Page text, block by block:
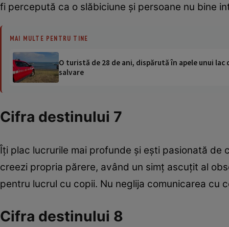
fi percepută ca o slăbiciune şi persoane nu bine
MAI MULTE PENTRU TINE
O turistă de 28 de ani, dispărută în apele unui
salvare
Cifra destinului 7
Îţi plac lucrurile mai profunde şi eşti pasionată
creezi propria părere, având un simţ ascuţit al
pentru lucrul cu copii. Nu neglija comunicarea
Cifra destinului 8